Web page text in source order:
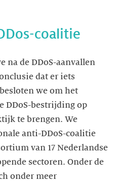
coalitie
na de DDoS-aanvallen
dat er iets
we om het
DDoS-bestrijding op
te brengen. We
anti-DDoS-coalitie
van 17 Nederlandse
sectoren. Onder de
onder meer